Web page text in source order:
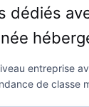
dédiés
entreprise
de classe